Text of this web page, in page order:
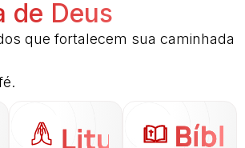
de Deus
que fortalecem sua caminhada
Liturgia